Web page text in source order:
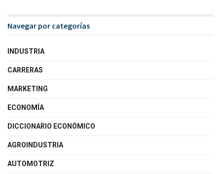
Navegar por categorías
INDUSTRIA
CARRERAS
MARKETING
ECONOMÍA
DICCIONARIO ECONÓMICO
AGROINDUSTRIA
AUTOMOTRIZ